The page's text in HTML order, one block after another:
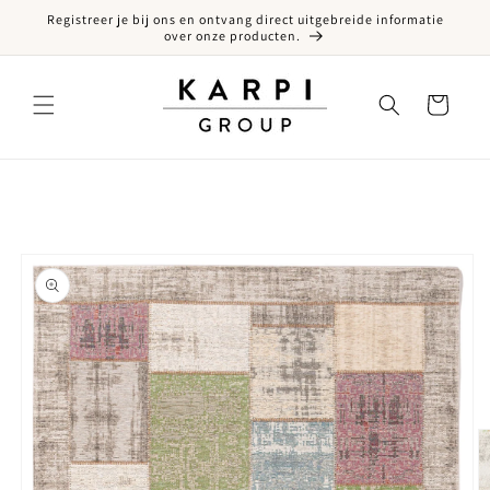
naar de content
Registreer je bij ons en ontvang direct uitgebreide informatie
over onze producten.
Winkelwagen
naar productinformatie